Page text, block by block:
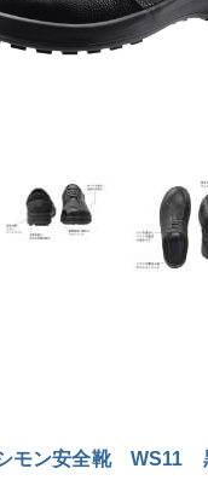
シモン安全靴